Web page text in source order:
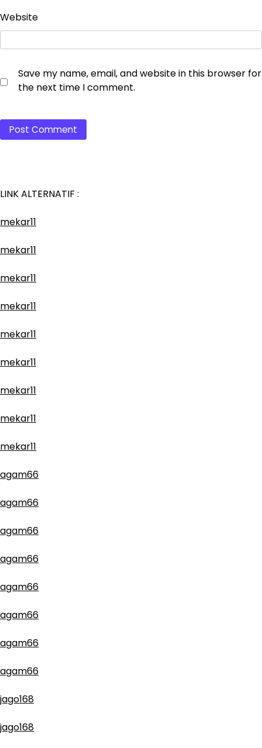
Website
Save my name, email, and website in this browser for
the next time I comment.
LINK ALTERNATIF :
mekar11
mekar11
mekar11
mekar11
mekar11
mekar11
mekar11
mekar11
mekar11
agam66
agam66
agam66
agam66
agam66
agam66
agam66
agam66
jago168
jago168